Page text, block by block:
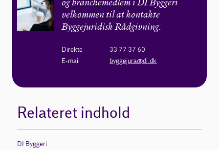
og branchemedlem i DI Byggeri
velkommen til at kontakte
Byggejuridisk Rådgivning.
Direkte
33 77 37 60
E-mail
byggejura@di.dk
Relateret indhold
DI Byggeri